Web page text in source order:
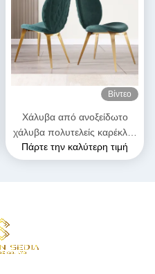
Βίντεο
Χάλυβα από ανοξείδωτο
χάλυβα πολυτελείς καρέκλες
τραπεζαρίας καρέκλες χορού
Πάρτε την καλύτερη τιμή